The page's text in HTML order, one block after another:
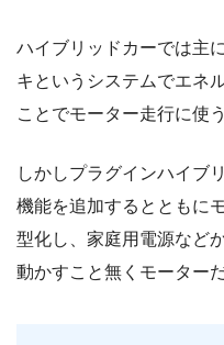
ハイブリッドカーでは主
キというシステムでエネ
ことでモーター走行に使
しかしプラグインハイブ
機能を追加するとともに
型化し、家庭用電源など
動かすこと無くモーター